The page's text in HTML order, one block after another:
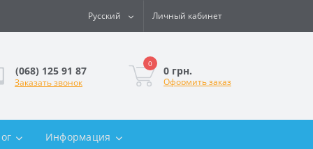
Русский Личный кабинет
(068) 125 91 87
Заказать звонок
0
0 грн.
Оформить заказ
Информация